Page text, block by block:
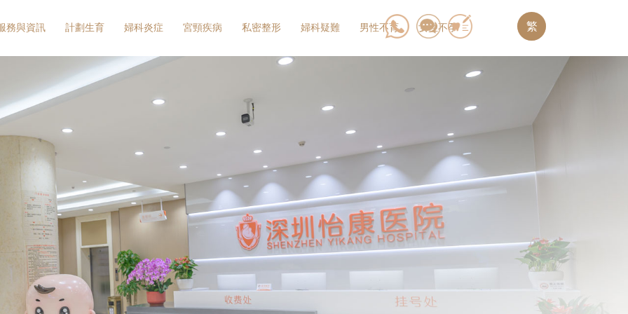
務與資訊 計劃生育 婦科炎症 宮頸疾病 私密整形 婦科疑難 男性不育 女性不孕 繁